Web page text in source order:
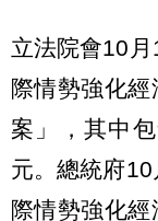
立法院會10
際情勢強化
案」，其中
元。總統府
際情勢強化